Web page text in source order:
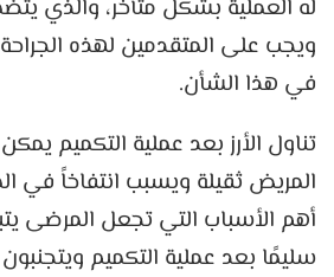
له العملية بشكل متأخر، والذي
ويجب على المتقدمين لهذه
في هذا الشأن.
تناول الأرز بعد عملية التكميم
المريض ثقيلة ويسبب انتفاخاً في
أهم الأسباب التي تجعل المرضى
سليمًا بعد عملية التكميم ويتجنبون